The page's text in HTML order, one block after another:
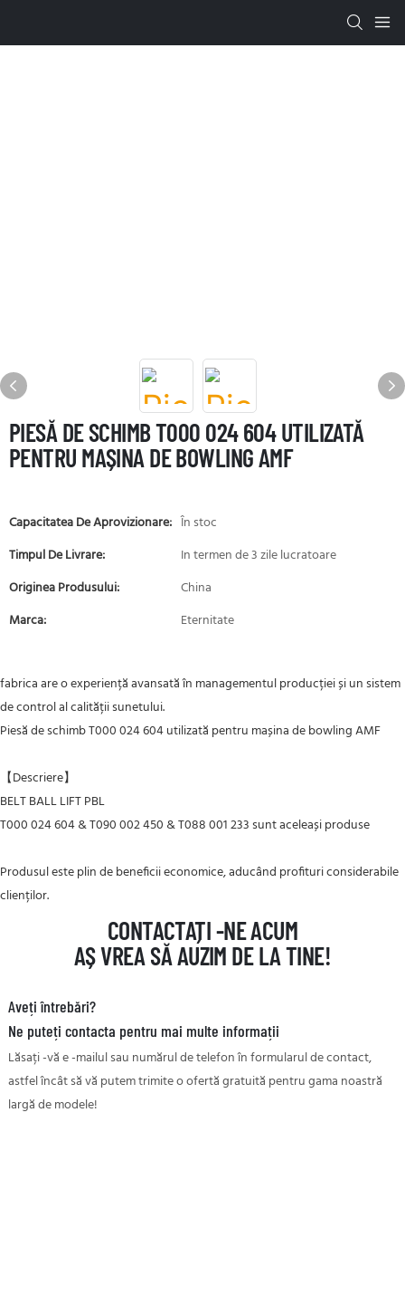
PIESĂ DE SCHIMB T000 024 604 UTILIZATĂ
PENTRU MAȘINA DE BOWLING AMF
Capacitatea De Aprovizionare: În stoc
Timpul De Livrare:
In termen de 3 zile lucratoare
Originea Produsului:
China
Marca:
Eternitate
fabrica are o experiență avansată în managementul producției și un sistem
de control al calității sunetului.
Piesă de schimb T000 024 604 utilizată pentru mașina de bowling AMF
【Descriere】
BELT BALL LIFT PBL
T000 024 604 & T090 002 450 & T088 001 233 sunt aceleași produse
Produsul este plin de beneficii economice, aducând profituri considerabile
clienților.
CONTACTAȚI -NE ACUM
AȘ VREA SĂ AUZIM DE LA TINE!
Aveți întrebări?
Ne puteți contacta pentru mai multe informații
Lăsați -vă e -mailul sau numărul de telefon în formularul de contact,
astfel încât să vă putem trimite o ofertă gratuită pentru gama noastră
largă de modele!